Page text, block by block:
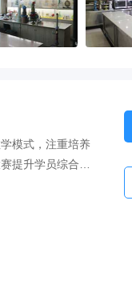
模式，注重培养
提升学员综合实